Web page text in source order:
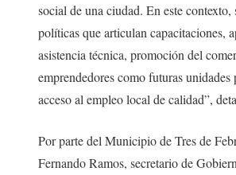
social de una ciudad. En este contexto,
políticas que articulan capacitaciones,
asistencia técnica, promoción del
emprendedores como futuras
acceso al empleo local de calidad”,
Por parte del Municipio de Tres de
Fernando Ramos, secretario de